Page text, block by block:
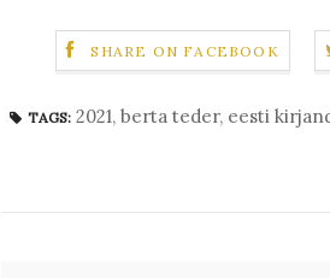
SHARE ON FACEBOOK
TAGS: 2021, berta teder, eesti